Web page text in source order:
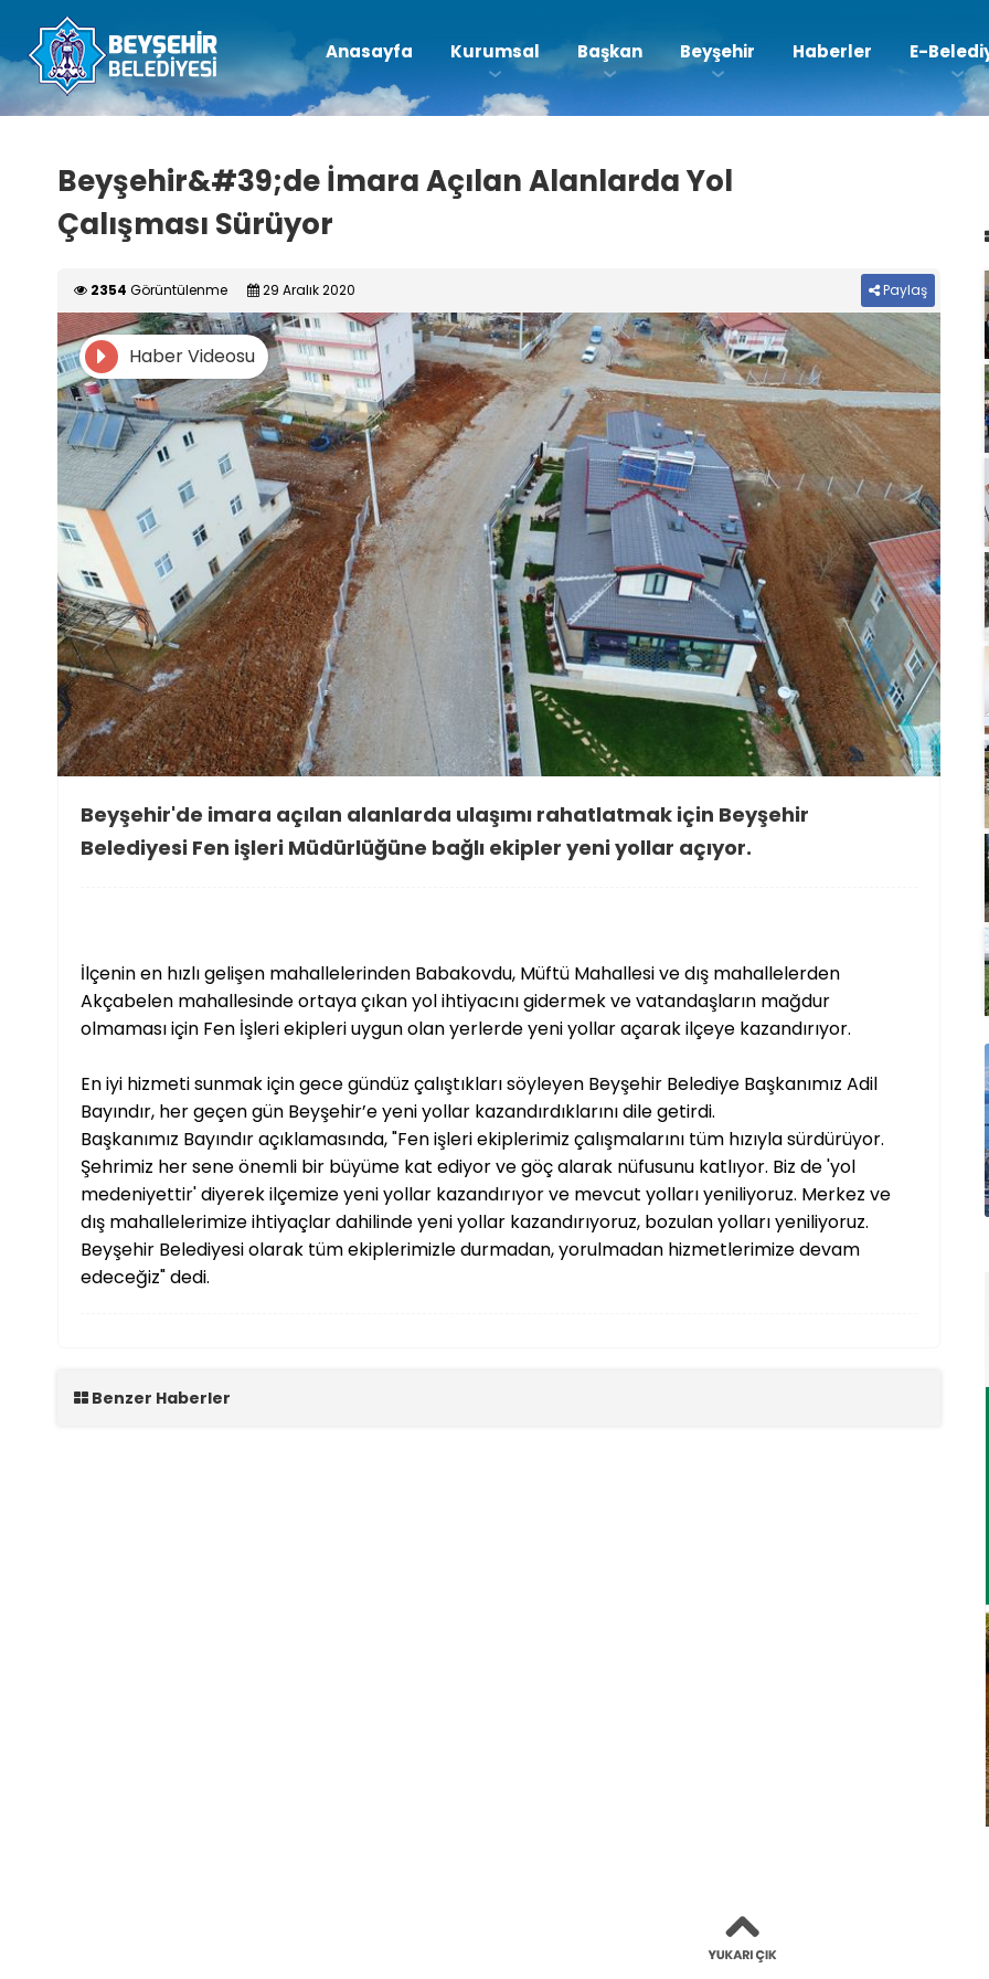
Anasayfa Kurumsal Başkan Beyşehir Haberler E-
Beyşehir&#39;de İmara Açılan Alanlarda Yol
Çalışması Sürüyor
2354 Görüntülenme 29 Aralık 2020 Paylaş
Haber Videosu
Beyşehir'de imara açılan alanlarda ulaşımı rahatlatmak için Beyşehir
Belediyesi Fen işleri Müdürlüğüne bağlı ekipler yeni yollar açıyor.
İlçenin en hızlı gelişen mahallelerinden Babakovdu, Müftü Mahallesi ve dış mahallelerden
Akçabelen mahallesinde ortaya çıkan yol ihtiyacını gidermek ve vatandaşların mağdur
olmaması için Fen İşleri ekipleri uygun olan yerlerde yeni yollar açarak ilçeye kazandırıyor.
En iyi hizmeti sunmak için gece gündüz çalıştıkları söyleyen Beyşehir Belediye Başkanımız Adil
Bayındır, her geçen gün Beyşehir’e yeni yollar kazandırdıklarını dile getirdi.
Başkanımız Bayındır açıklamasında, "Fen işleri ekiplerimiz çalışmalarını tüm hızıyla sürdürüyor.
Şehrimiz her sene önemli bir büyüme kat ediyor ve göç alarak nüfusunu katlıyor. Biz de 'yol
medeniyettir' diyerek ilçemize yeni yollar kazandırıyor ve mevcut yolları yeniliyoruz. Merkez ve
dış mahallelerimize ihtiyaçlar dahilinde yeni yollar kazandırıyoruz, bozulan yolları yeniliyoruz.
Beyşehir Belediyesi olarak tüm ekiplerimizle durmadan, yorulmadan hizmetlerimize devam
edeceğiz" dedi.
Benzer Haberler